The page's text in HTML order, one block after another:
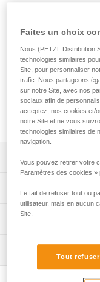
PERFO
Tamponnoir pour
Tamponnoir pour
Mini-poignée
Poids: 208 g
Référence : P08
Informations
Voir tous les
Faites un choix
Nous (PETZL Distribution
technologies similaires
Site, pour personnaliser
trafic. Nous partageons
sur notre Site, avec nos
sociaux afin de
acceptez, nos cookies et/
notre Site et ne vous
technologies similaires de
navigation.
Vous pouvez retirer votre
Paramètres des cookies »
Le fait de refuser tout ou
utilisateur, mais en aucun
Site.
Tout refuser